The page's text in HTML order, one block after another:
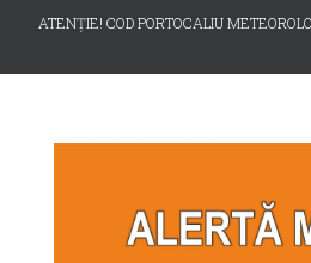
ATENȚIE! COD PORTOCALIU